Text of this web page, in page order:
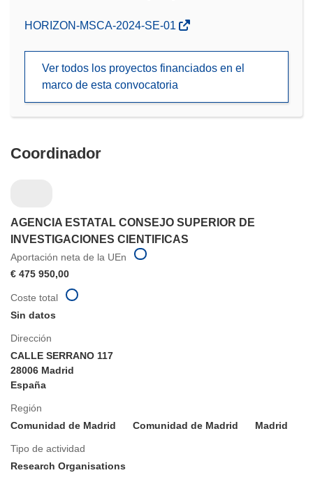
(se
nueva
HORIZON-MSCA-2024-SE-01
Ver todos los proyectos financiados en el
marco de esta convocatoria
Coordinador
AGENCIA ESTATAL CONSEJO SUPERIOR DE
INVESTIGACIONES CIENTIFICAS
Aportación neta de la UEn
€ 475 950,00
Dirección
CALLE SERRANO 117
28006 Madrid
España
Región
Comunidad de Madrid
Comunidad de Madrid Madrid
Tipo de actividad
Research Organisations
Coste total
Sin datos